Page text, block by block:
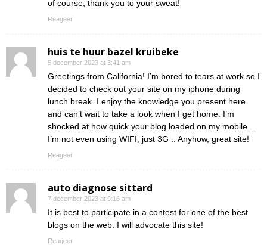
of course, thank you to your sweat!
Reageer
huis te huur bazel kruibeke
5 december 2023 at 3:41 am
Greetings from California! I’m bored to tears at work so I
decided to check out your site on my iphone during
lunch break. I enjoy the knowledge you present here
and can’t wait to take a look when I get home. I’m
shocked at how quick your blog loaded on my mobile ..
I’m not even using WIFI, just 3G .. Anyhow, great site!
Reageer
auto diagnose sittard
7 december 2023 at 9:16 am
It is best to participate in a contest for one of the best
blogs on the web. I will advocate this site!
Reageer